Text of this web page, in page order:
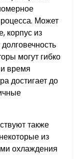
Может
корпус из
могут гибко
и время
достигает до
также
из
охлаждения